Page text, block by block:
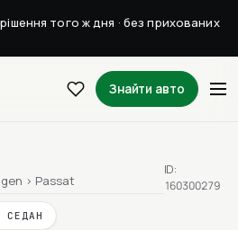
того ж дня · без прихованих
Знайти авто
› Passat
СЕДАН
ID:
160300279